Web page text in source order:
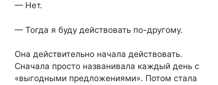
— Нет.
— Тогда я буду действовать по-другому.
Она действительно начала действовать.
Сначала просто названивала каждый день с
«выгодными предложениями». Потом стала